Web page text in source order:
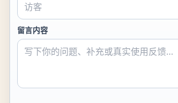
留言内容